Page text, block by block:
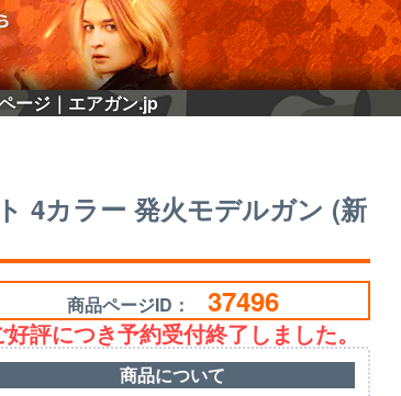
ージ｜エアガン.jp
4カラー 発火モデルガン (新
商品ページID： 37496
好評につき予約受付終了しました。
商品について